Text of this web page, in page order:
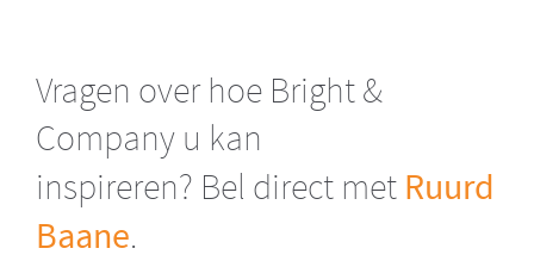
Vragen over hoe Bright &
Company u kan
inspireren? Bel direct met Ruurd
Baane.